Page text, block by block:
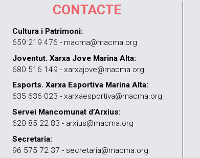
CONTACTE
Cultura i Patrimoni:
659 219 476 - macma@macma.org
Joventut. Xarxa Jove Marina Alta:
680 516 149 - xarxajove@macma.org
Esports. Xarxa Esportiva Marina Alta:
635 636 023 - xarxaesportiva@macma.org
Servei Mancomunat d’Arxius:
620 85 22 83 - arxius@macma.org
Secretaria:
96 575 72 37 - secretaria@macma.org